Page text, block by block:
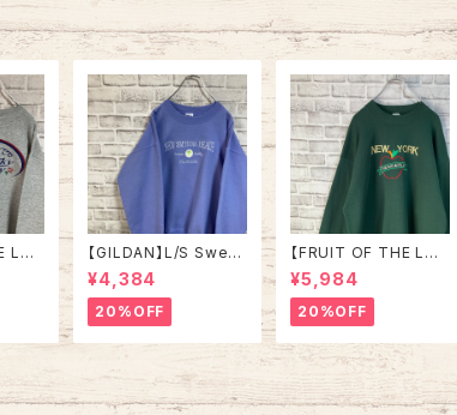
LO
ー 2
【GILDAN】L/S Swea
t/Trainer L相当 “ NE
W SMYRNA BEACH”
スーベニア スウェット ト
レーナー ニュー スミナ
ー ビーチ フロリダ パー
プル ラベンダー 紫アメ
リカ USA 古着
¥4,384
20%OFF
【FRUIT OF THE LO
OM】L/S Sweat XL 9
0s Made in USA “NE
W YORK ” スーベニア
スウェット トレーナー N
Y ニューヨーク ビッグ
アップル 刺繍 vintage
ヴィンテージ アメリカ
USA 古着
¥5,984
20%OFF